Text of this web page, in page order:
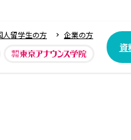
人留学生の方 企業の方
資